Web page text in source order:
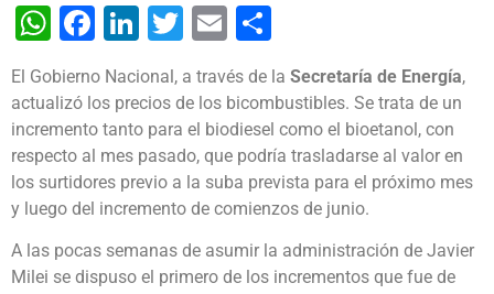
WhatsApp
Facebook
LinkedIn
Twitter
Email
El Gobierno Nacional, a través de la Secretaría de Energía,
actualizó los precios de los bicombustibles. Se trata de un
incremento tanto para el biodiesel como el bioetanol, con
respecto al mes pasado, que podría trasladarse al valor en
los surtidores previo a la suba prevista para el próximo mes
y luego del incremento de comienzos de junio.
A las pocas semanas de asumir la administración de Javier
Milei se dispuso el primero de los incrementos que fue de